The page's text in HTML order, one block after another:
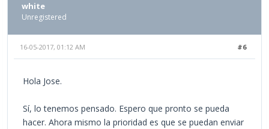
white
Unregistered
#6
16-05-2017, 01:12 AM
Hola Jose.
Sí, lo tenemos pensado. Espero que pronto se pueda
hacer. Ahora mismo la prioridad es que se puedan enviar